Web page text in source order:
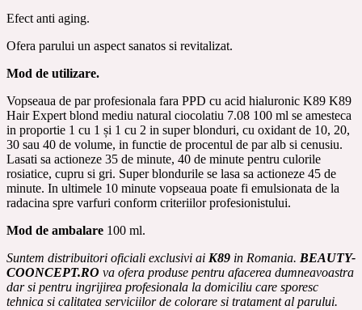
Efect anti aging.
Ofera parului un aspect sanatos si revitalizat.
Mod de utilizare.
Vopseaua de par profesionala fara PPD cu acid hialuronic K89 K89
Hair Expert blond mediu natural ciocolatiu 7.08 100 ml se amesteca
in proportie 1 cu 1 și 1 cu 2 in super blonduri, cu oxidant de 10, 20,
30 sau 40 de volume, in functie de procentul de par alb si cenusiu.
Lasati sa actioneze 35 de minute, 40 de minute pentru culorile
rosiatice, cupru si gri. Super blondurile se lasa sa actioneze 45 de
minute. In ultimele 10 minute vopseaua poate fi emulsionata de la
radacina spre varfuri conform criteriilor profesionistului.
Mod de ambalare 100 ml.
Suntem distribuitori oficiali exclusivi ai K89 in Romania. BEAUTY-
COONCEPT.RO va ofera produse pentru afacerea dumneavoastra
dar si pentru ingrijirea profesionala la domiciliu care sporesc
tehnica si calitatea serviciilor de colorare si tratament al parului.